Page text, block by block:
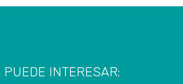
INTERESAR: